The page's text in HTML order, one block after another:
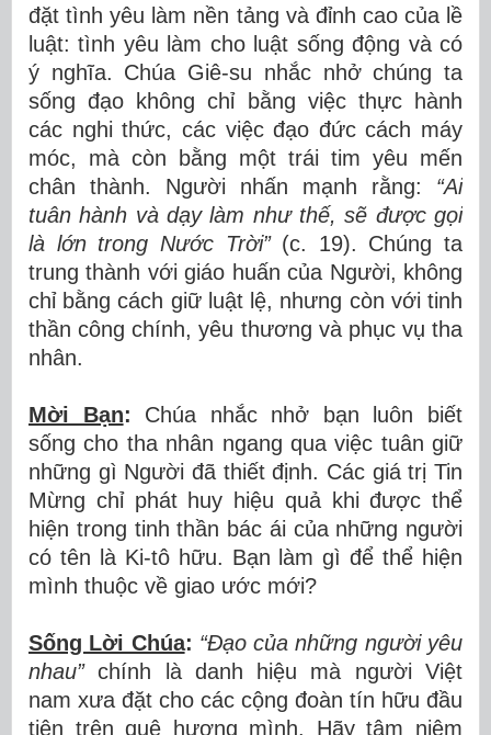
đặt tình yêu làm nền tảng và đỉnh cao của lề
luật: tình yêu làm cho luật sống động và có
ý nghĩa. Chúa Giê-su nhắc nhở chúng ta
sống đạo không chỉ bằng việc thực hành
các nghi thức, các việc đạo đức cách máy
móc, mà còn bằng một trái tim yêu mến
chân thành. Người nhấn mạnh rằng: “Ai
tuân hành và dạy làm như thế, sẽ được gọi
là lớn trong Nước Trời”(c. 19). Chúng ta
trung thành với giáo huấn của Người, không
chỉ bằng cách giữ luật lệ, nhưng còn với tinh
thần công chính, yêu thương và phục vụ tha
nhân.
Mời Bạn: Chúa nhắc nhở bạn luôn biết
sống cho tha nhân ngang qua việc tuân giữ
những gì Người đã thiết định. Các giá trị Tin
Mừng chỉ phát huy hiệu quả khi được thể
hiện trong tinh thần bác ái của những người
có tên là Ki-tô hữu. Bạn làm gì để thể hiện
mình thuộc về giao ước mới?
Sống Lời Chúa: “Đạo của những người yêu
nhau”chính là danh hiệu mà người Việt
nam xưa đặt cho các cộng đoàn tín hữu đầu
tiên trên quê hương mình. Hãy tâm niệm